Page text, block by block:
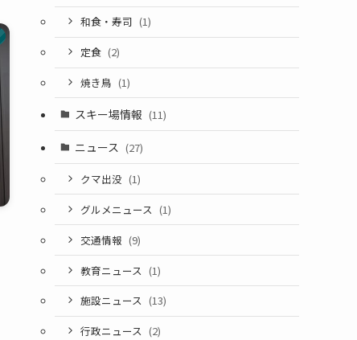
和食・寿司 (1)
定食 (2)
焼き鳥 (1)
スキー場情報 (11)
ニュース (27)
クマ出没 (1)
グルメニュース (1)
交通情報 (9)
教育ニュース (1)
施設ニュース (13)
行政ニュース (2)